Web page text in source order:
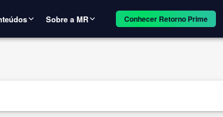
Sobre a MR Conhecer Retorno Prime